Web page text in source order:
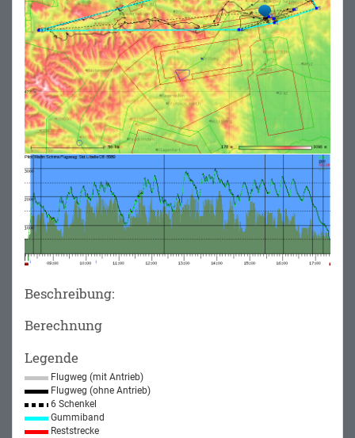
Beschreibung:
Berechnung
Legende
Flugweg (mit Antrieb)
Flugweg (ohne Antrieb)
6 Schenkel
Gummiband
Reststrecke